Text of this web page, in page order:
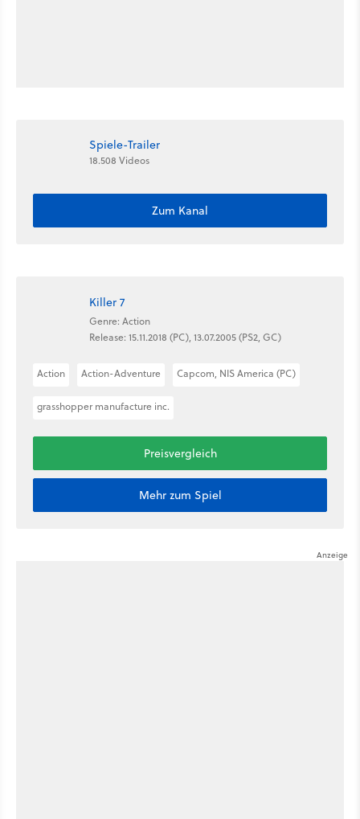
Spiele-Trailer
18.508 Videos
Zum Kanal
Killer 7
Genre: Action
Release: 15.11.2018 (PC), 13.07.2005 (PS2, GC)
Action Action-Adventure Capcom, NIS America (PC)
grasshopper manufacture inc.
Preisvergleich
Mehr zum Spiel